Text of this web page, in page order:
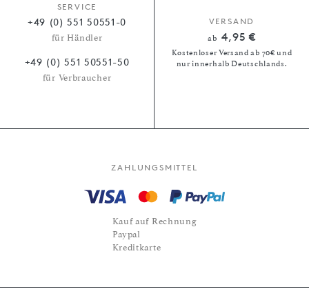
SERVICE
+49 (0) 551 50551-0
für Händler
+49 (0) 551 50551-50
für Verbraucher
VERSAND
ab 4,95 €
Kostenloser Versand ab 70€ und
nur innerhalb Deutschlands.
ZAHLUNGSMITTEL
Kauf auf Rechnung
Paypal
Kreditkarte